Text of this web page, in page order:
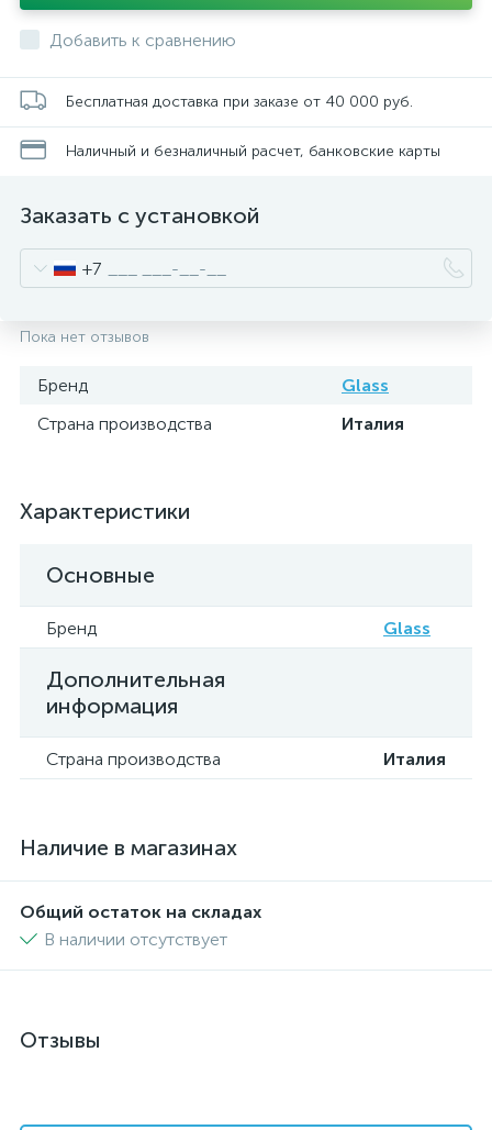
Добавить к сравнению
Бесплатная доставка при заказе от 40 000 руб.
Наличный и безналичный расчет, банковские карты
Заказать с установкой
+7
Пока нет отзывов
Бренд
Glass
Страна производства
Италия
Характеристики
Основные
Бренд Glass
Дополнительная
информация
Страна производства Италия
Наличие в магазинах
Общий остаток на складах
В наличии отсутствует
Отзывы